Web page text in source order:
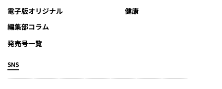
電子版オリジナル
編集部コラム
発売号一覧
健康
SNS